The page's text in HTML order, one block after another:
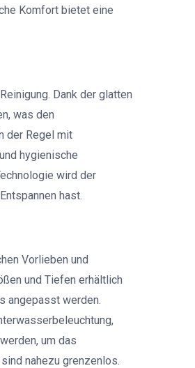
Komfort bietet eine
Dank der glatten
was den
der Regel mit
hygienische
wird der
hast.
Vorlieben und
und Tiefen erhältlich
angepasst werden.
um das
nahezu grenzenlos.